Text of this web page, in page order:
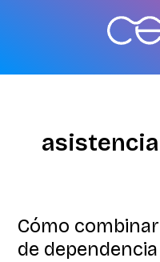
Cómo
de
Cómo
combinar